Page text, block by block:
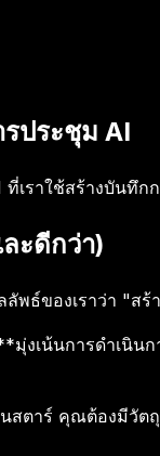
ประชุม AI
ที่เราใช้สร้างบัน
ะดีกว่า)
ลัพธ์ของเราว่า "
งเน้นการดำเนิ
สตาร์ คุณต้องมี